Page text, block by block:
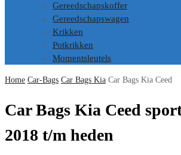
Gereedschapskoffer
Gereedschapswagen
Krikken
Potkrikken
Momentsleutels
Home Car-Bags Car Bags Kia Car Bags Kia Ceed
Car Bags Kia Ceed
2018 t/m heden